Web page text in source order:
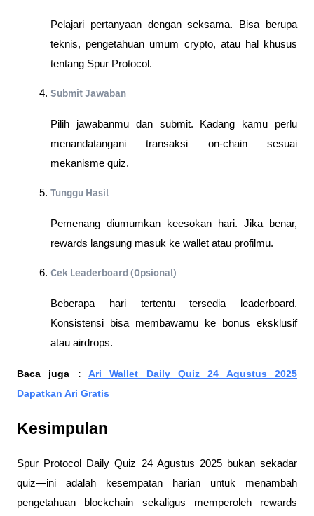
Pelajari pertanyaan dengan seksama. Bisa berupa
teknis, pengetahuan umum crypto, atau hal khusus
tentang Spur Protocol.
Submit Jawaban
Pilih jawabanmu dan submit. Kadang kamu perlu
menandatangani transaksi on-chain sesuai
mekanisme quiz.
Tunggu Hasil
Pemenang diumumkan keesokan hari. Jika benar,
rewards langsung masuk ke wallet atau profilmu.
Cek Leaderboard (Opsional)
Beberapa hari tertentu tersedia leaderboard.
Konsistensi bisa membawamu ke bonus eksklusif
atau airdrops.
Baca juga : Ari Wallet Daily Quiz 24 Agustus 2025
Dapatkan Ari Gratis
Kesimpulan
Spur Protocol Daily Quiz 24 Agustus 2025 bukan sekadar
quiz—ini adalah kesempatan harian untuk menambah
pengetahuan blockchain sekaligus memperoleh rewards